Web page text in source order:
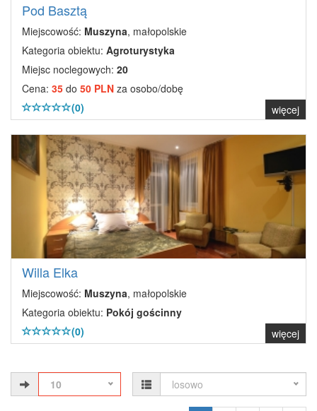
Pod Basztą
Miejscowość: Muszyna, małopolskie
Kategoria obiektu: Agroturystyka
Miejsc noclegowych: 20
Cena: 35 do 50 PLN za osobo/dobę
(0)
więcej
Willa Elka
Miejscowość: Muszyna, małopolskie
Kategoria obiektu: Pokój gościnny
(0)
więcej
10 losowo